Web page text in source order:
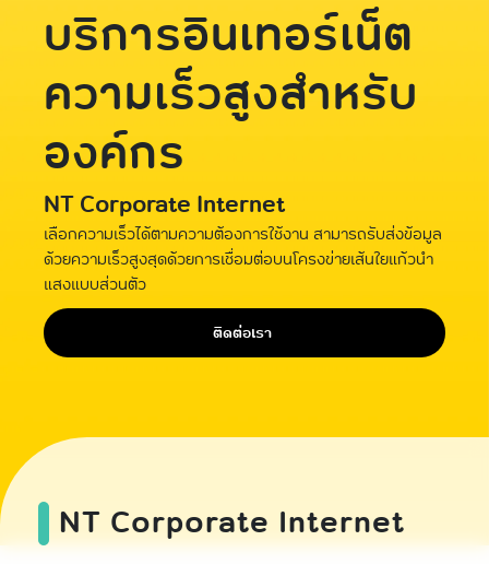
บริการอินเทอร์เน็ต
ความเร็วสูงสำหรับ
องค์กร
NT Corporate Internet
เลือกความเร็วได้ตามความต้องการใช้งาน สามารถรับส่งข้อมูล
ด้วยความเร็วสูงสุดด้วยการเชื่อมต่อบนโครงข่ายเส้นใยแก้วนำ
แสงแบบส่วนตัว
ติดต่อเรา
NT Corporate Internet